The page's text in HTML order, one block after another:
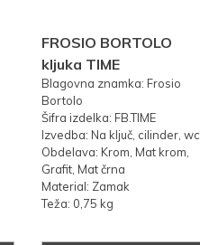
FROSIO BORTOLO
kljuka TIME
Blagovna znamka: Frosio
Bortolo
Šifra izdelka: FB.TIME
Izvedba: Na ključ, cilinder, wc
Obdelava: Krom, Mat krom,
Grafit, Mat črna
Material: Zamak
Teža: 0,75 kg